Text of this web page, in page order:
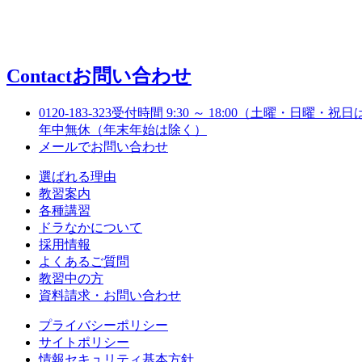
Contactお問い合わせ
0120-183-323受付時間 9:30 ～ 18:00（土曜・日曜・祝日
年中無休（年末年始は除く）
メールでお問い合わせ
選ばれる理由
教習案内
各種講習
ドラなかについて
採用情報
よくあるご質問
教習中の方
資料請求・お問い合わせ
プライバシーポリシー
サイトポリシー
情報セキュリティ基本方針